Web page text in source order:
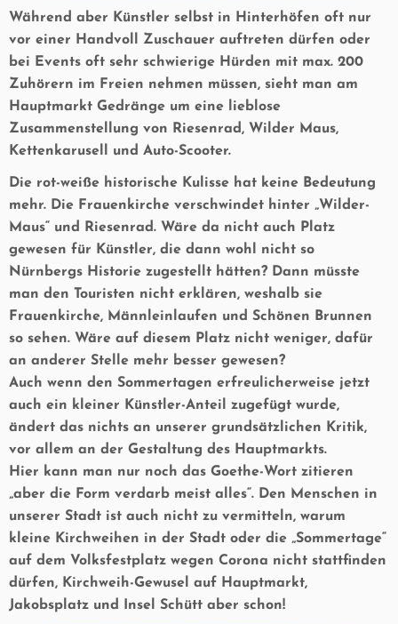
Während aber Künstler selbst in Hinterhöfen oft nur
vor einer Handvoll Zuschauer auftreten dürfen oder
bei Events oft sehr schwierige Hürden mit max. 200
Zuhörern im Freien nehmen müssen, sieht man am
Hauptmarkt Gedränge um eine lieblose
Zusammenstellung von Riesenrad, Wilder Maus,
Kettenkarusell und Auto-Scooter.
Die rot-weiße historische Kulisse hat keine Bedeutung
mehr. Die Frauenkirche verschwindet hinter „Wilder-
Maus“ und Riesenrad. Wäre da nicht auch Platz
gewesen für Künstler, die dann wohl nicht so
Nürnbergs Historie zugestellt hätten? Dann müsste
man den Touristen nicht erklären, weshalb sie
Frauenkirche, Männleinlaufen und Schönen Brunnen
so sehen. Wäre auf diesem Platz nicht weniger, dafür
an anderer Stelle mehr besser gewesen?
Auch wenn den Sommertagen erfreulicherweise jetzt
auch ein kleiner Künstler-Anteil zugefügt wurde,
ändert das nichts an unserer grundsätzlichen Kritik,
vor allem an der Gestaltung des Hauptmarkts.
Hier kann man nur noch das Goethe-Wort zitieren
„aber die Form verdarb meist alles“. Den Menschen in
unserer Stadt ist auch nicht zu vermitteln, warum
kleine Kirchweihen in der Stadt oder die „Sommertage“
auf dem Volksfestplatz wegen Corona nicht stattfinden
dürfen, Kirchweih-Gewusel auf Hauptmarkt,
Jakobsplatz und Insel Schütt aber schon!